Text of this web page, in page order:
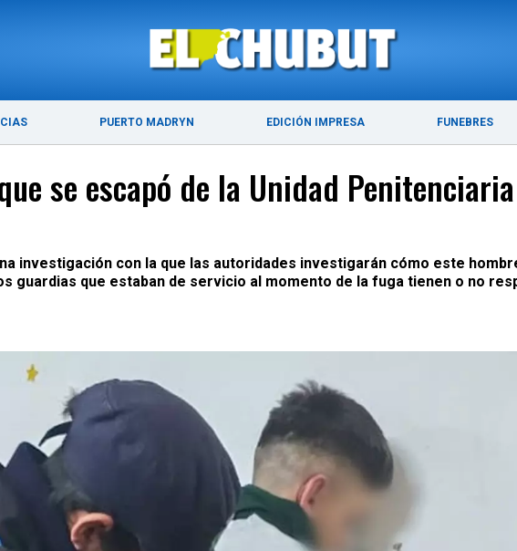
PUERTO MADRYN EDICIÓN IMPRESA FUNEBRES
ÚLTIMAS NOTICIAS PUERTO MADRYN
se escapó de la Unidad
investigación con la que las autoridades investigarán cómo este
guardias que estaban de servicio al momento de la fuga tienen o no